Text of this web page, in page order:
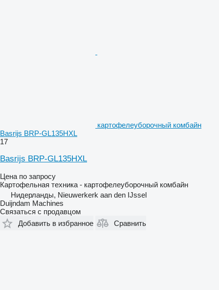
картофелеуборочный комбайн
Basrijs BRP-GL135HXL
17
Basrijs BRP-GL135HXL
Цена по запросу
Картофельная техника - картофелеуборочный комбайн
Нидерланды, Nieuwerkerk aan den IJssel
Duijndam Machines
Связаться с продавцом
Добавить в избранное
Сравнить